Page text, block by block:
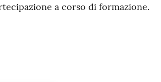
a corso di formazione.